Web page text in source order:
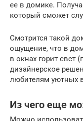
ее в домике.
который сможет
Смотрится такой
ощущение, что в
в окнах горит свет
дизайнерское
любителям уютных
Из чего еще